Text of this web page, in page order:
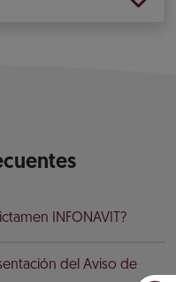
INFONAVIT?
del Aviso de